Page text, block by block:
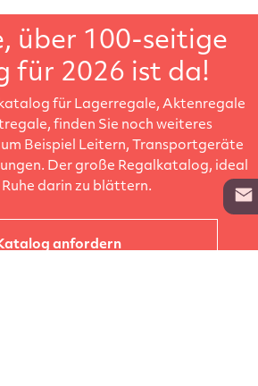
über 100-seitige
für 2026 ist da!
für Lagerregale, Aktenregale
finden Sie noch weiteres
Beispiel Leitern, Transportgeräte
Der große Regalkatalog, ideal
Ruhe darin zu blättern.
anfordern